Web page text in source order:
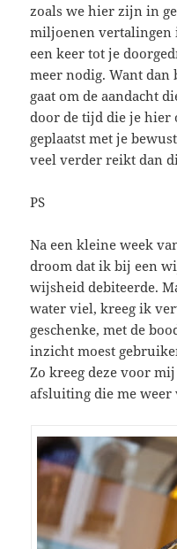
zoals we hier zijn in
miljoenen vertalingen
een keer tot je
meer nodig. Want dan
gaat om de aandacht
door de tijd die je hier
geplaatst met je
veel verder reikt dan
PS
Na een kleine week
droom dat ik bij een
wijsheid debiteerde.
water viel, kreeg ik
geschenke, met de
inzicht moest
Zo kreeg deze voor
afsluiting die me